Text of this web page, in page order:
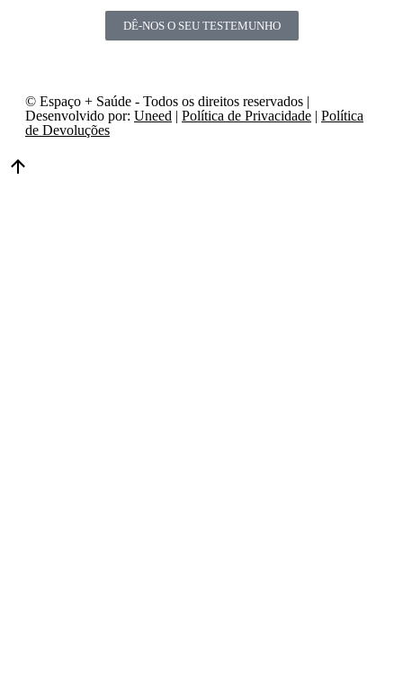
DÊ-NOS O SEU TESTEMUNHO
© Espaço + Saúde - Todos os direitos reservados |
Desenvolvido por: Uneed | Política de Privacidade | Política
de Devoluções